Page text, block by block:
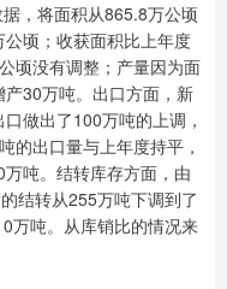
，将面积从865.8万公顷
顷；收获面积比上年度
顷没有调整；产量因为面
30万吨。出口方面，新
做出了100万吨的上调，
的出口量与上年度持平，
吨。结转库存方面，由
结转从255万吨下调到了
万吨。从库销比的情况来